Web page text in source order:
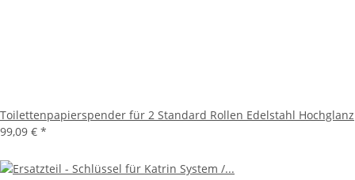
Toilettenpapierspender für 2 Standard Rollen Edelstahl Hochglanz
99,09 € *